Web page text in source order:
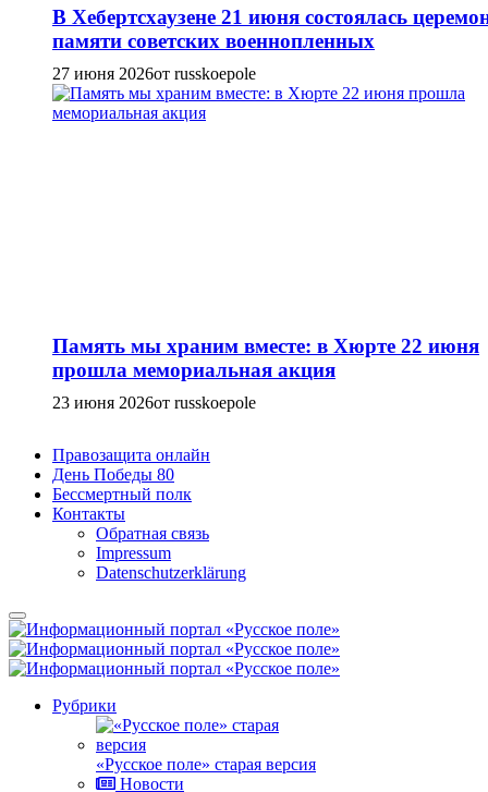
В Хебертсхаузене 21 июня состоялась
памяти советских военнопленных
27 июня 2026от russkoepole
Память мы храним вместе: в Хюрте 22 июня
прошла мемориальная акция
23 июня 2026от russkoepole
Правозащита онлайн
День Победы 80
Бессмертный полк
Контакты
Обратная связь
Impressum
Datenschutzerklärung
Рубрики
«Русское поле» старая версия
Новости